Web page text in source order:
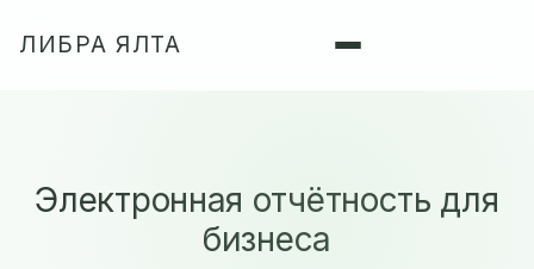
ЛИБРА ЯЛТА
Электронная отчётность для
бизнеса